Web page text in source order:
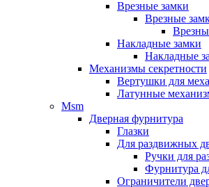
Врезные замки
Врезные
Накладные замки
Накладные
Механизмы секретности
Вертушки для
Латунные
Msm
Дверная фурнитура
Глазки
Для раздвижных
Ручки для
Фурнитура
Ограничители